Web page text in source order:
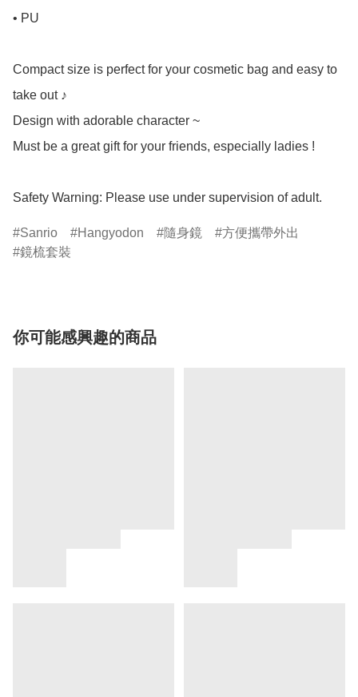
• PU
Compact size is perfect for your cosmetic bag and easy to
take out ♪
Design with adorable character ~
Must be a great gift for your friends, especially ladies !
Safety Warning: Please use under supervision of adult.
Sanrio Hangyodon 隨身鏡
方便攜帶外出
鏡梳套裝
你可能感興趣的商品